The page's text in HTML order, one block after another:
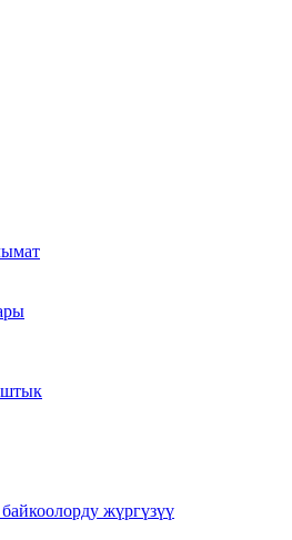
жүргүзүү